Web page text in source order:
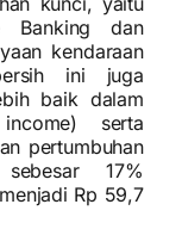
Banking dan
kendaraan
ini juga
baik dalam
serta
pertumbuhan
17%
Rp 59,7